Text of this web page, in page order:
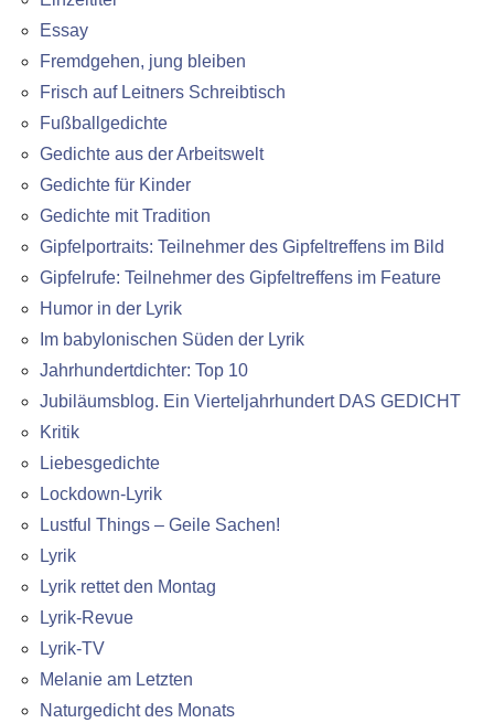
Essay
Fremdgehen, jung bleiben
Frisch auf Leitners Schreibtisch
Fußballgedichte
Gedichte aus der Arbeitswelt
Gedichte für Kinder
Gedichte mit Tradition
Gipfelportraits: Teilnehmer des Gipfeltreffens im Bild
Gipfelrufe: Teilnehmer des Gipfeltreffens im Feature
Humor in der Lyrik
Im babylonischen Süden der Lyrik
Jahrhundertdichter: Top 10
Jubiläumsblog. Ein Vierteljahrhundert DAS GEDICHT
Kritik
Liebesgedichte
Lockdown-Lyrik
Lustful Things – Geile Sachen!
Lyrik
Lyrik rettet den Montag
Lyrik-Revue
Lyrik-TV
Melanie am Letzten
Naturgedicht des Monats